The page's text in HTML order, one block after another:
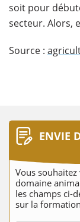
soit pour
secteur. Alors,
Source :
ENVIE
Vous
domaine
les champs ci-
sur la